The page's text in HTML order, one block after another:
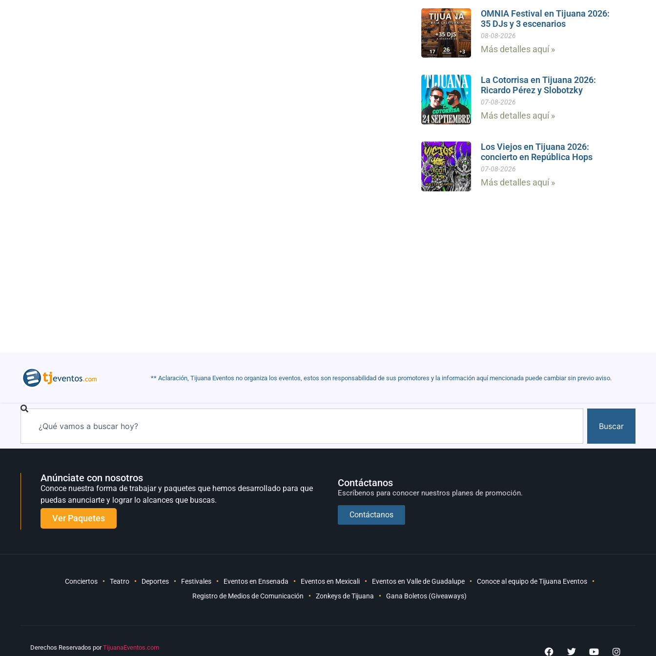
OMNIA Festival en Tijuana 2026:
35 DJs y 3 escenarios
08-08-2026
Más detalles aquí »
La Cotorrisa en Tijuana 2026:
Ricardo Pérez y Slobotzky
07-08-2026
Más detalles aquí »
Los Viejos en Tijuana 2026:
concierto en República Hops
07-08-2026
Más detalles aquí »
** Aclaración, Tijuana Eventos no organiza los eventos, estos son responsabilidad de sus promotores y la información aquí mencionada puede cambiar sin previo aviso.
Buscar
Anúnciate con nosotros
Conoce nuestra forma de trabajar y paquetes que hemos desarrollado para que
puedas anunciarte y lograr lo alcances que buscas.
Ver Paquetes
Contáctanos
Escríbenos para conocer nuestros planes de promoción.
Contáctanos
Conciertos Teatro Deportes Festivales Eventos en Ensenada Eventos en Mexicali Eventos en Valle de Guadalupe
Conoce al equipo de Tijuana Eventos
Registro de Medios de Comunicación
Zonkeys de Tijuana Gana Boletos (Giveaways)
Derechos Reservados porTijuanaEventos.com